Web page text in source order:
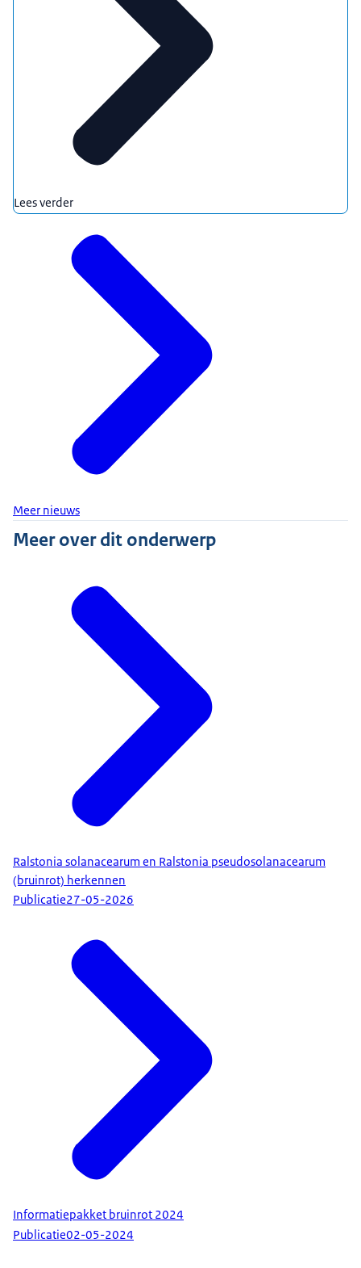
Lees verder
Meer nieuws
Meer over dit onderwerp
Ralstonia solanacearum en Ralstonia pseudosolanacearum
(bruinrot) herkennen
Publicatie27-05-2026
Informatiepakket bruinrot 2024
Publicatie02-05-2024